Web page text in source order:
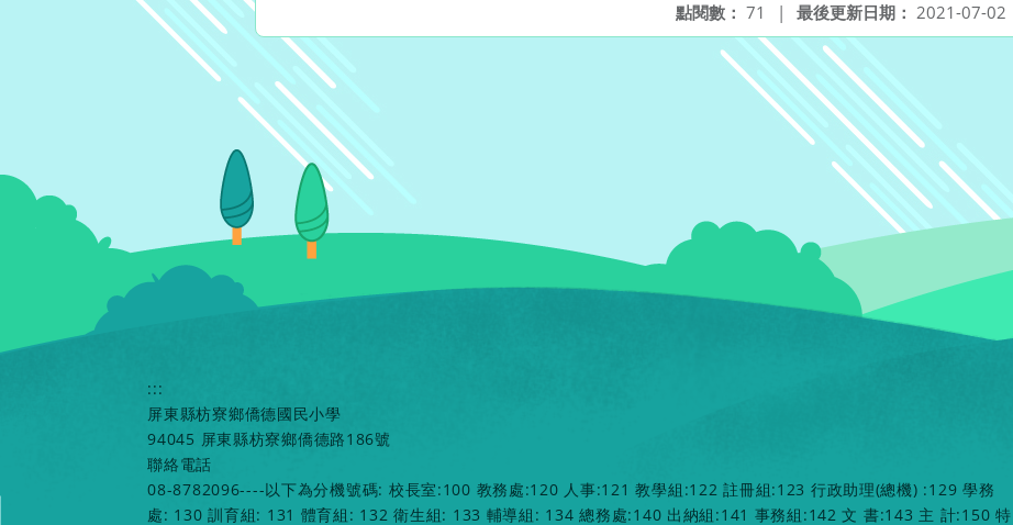
最後更新日期： 2021-07-02
點閱數： 71 |
:::
屏東縣枋寮鄉僑德國民小學
94045 屏東縣枋寮鄉僑德路186號
聯絡電話
08-8782096----以下為分機號碼: 校長室:100 教務處:120 人事:121 教學組:122 註冊組:123 行政助理(總機) :129 學務
處: 130 訓育組: 131 體育組: 132 衛生組: 133 輔導組: 134 總務處:140 出納組:141 事務組:142 文 書:143 主 計:150 特